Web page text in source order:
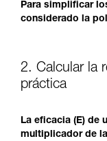
Para simplificar
considerado la
2. Calcular la
práctica
La eficacia (E) de
multiplicador de